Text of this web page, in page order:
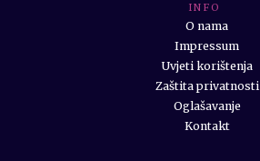
I N F O
O nama
Impressum
Uvjeti korištenja
Zaštita privatnosti
Oglašavanje
Kontakt